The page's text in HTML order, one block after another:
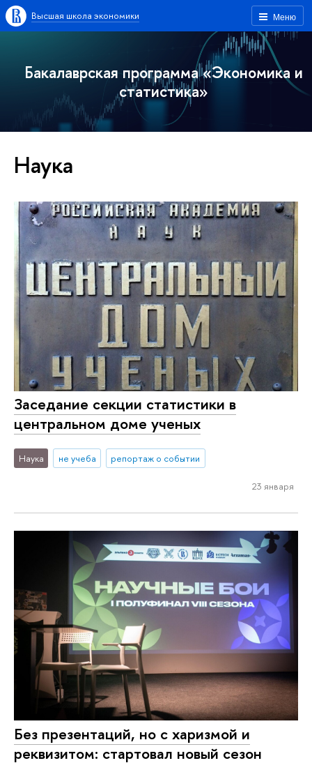
Меню
Высшая школа экономики
Бакалаврская программа «Экономика и
статистика»
Наука
Заседание секции статистики в
центральном доме ученых
Наука не учеба репортаж о событии
23 января
Без презентаций, но с харизмой и
реквизитом: стартовал новый сезон